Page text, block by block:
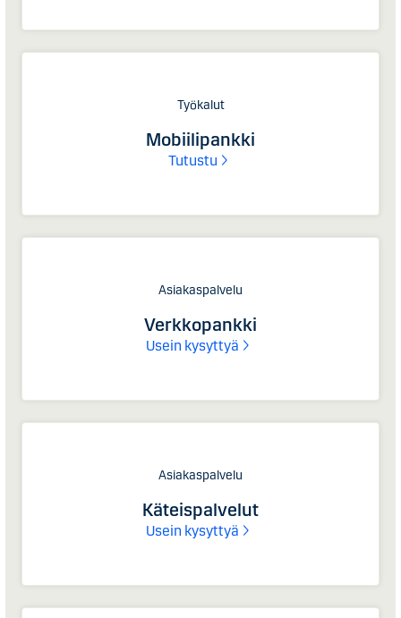
Työkalut
Mobiilipankki
Tutustu
Asiakaspalvelu
Verkkopankki
Usein kysyttyä
Asiakaspalvelu
Käteispalvelut
Usein kysyttyä